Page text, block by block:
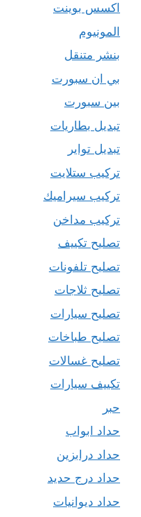
اكسس بوينت
المونيوم
بنشر متنقل
بي ان سبورت
بين سبورت
تبديل بطاريات
تبديل تواير
تركيب ستلايت
تركيب سيراميك
تركيب مداخن
تصليح تكييف
تصليح تلفونات
تصليح ثلاجات
تصليح سيارات
تصليح طباخات
تصليح غسالات
تكييف سيارات
حبر
حداد ابواب
حداد درابزين
حداد درج حديد
حداد ديوانيات